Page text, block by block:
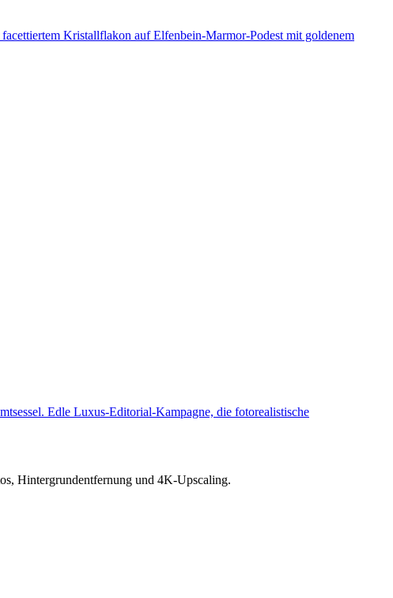
Kristallflakon auf Elfenbein-Marmor-Podest mit goldenem
Edle Luxus-Editorial-Kampagne, die fotorealistische
Hintergrundentfernung und 4K-Upscaling.